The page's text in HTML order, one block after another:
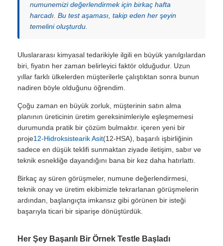
numunemizi değerlendirmek için birkaç hafta
harcadı. Bu test aşaması, takip eden her şeyin
temelini oluşturdu.
Uluslararası kimyasal tedarikiyle ilgili en büyük yanılgılardan
biri, fiyatın her zaman belirleyici faktör olduğudur. Uzun
yıllar farklı ülkelerden müşterilerle çalıştıktan sonra bunun
nadiren böyle olduğunu öğrendim.
Çoğu zaman en büyük zorluk, müşterinin satın alma
planının üreticinin üretim gereksinimleriyle eşleşmemesi
durumunda pratik bir çözüm bulmaktır. içeren yeni bir
proje12-Hidroksistearik Asit(12-HSA), başarılı işbirliğinin
sadece en düşük teklifi sunmaktan ziyade iletişim, sabır ve
teknik esnekliğe dayandığını bana bir kez daha hatırlattı.
Birkaç ay süren görüşmeler, numune değerlendirmesi,
teknik onay ve üretim ekibimizle tekrarlanan görüşmelerin
ardından, başlangıçta imkansız gibi görünen bir isteği
başarıyla ticari bir siparişe dönüştürdük.
Her Şey Başarılı Bir Örnek Testle Başladı